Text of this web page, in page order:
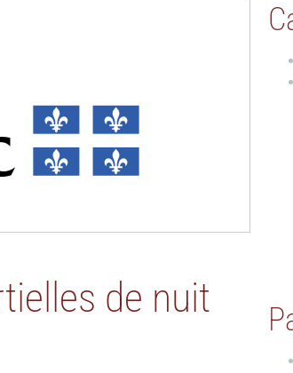
de nuit